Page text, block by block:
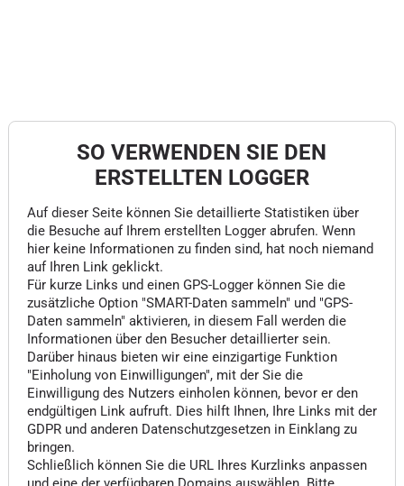
SO VERWENDEN SIE DEN
ERSTELLTEN LOGGER
Auf dieser Seite können Sie detaillierte Statistiken über
die Besuche auf Ihrem erstellten Logger abrufen. Wenn
hier keine Informationen zu finden sind, hat noch niemand
auf Ihren Link geklickt.
Für kurze Links und einen GPS-Logger können Sie die
zusätzliche Option "SMART-Daten sammeln" und "GPS-
Daten sammeln" aktivieren, in diesem Fall werden die
Informationen über den Besucher detaillierter sein.
Darüber hinaus bieten wir eine einzigartige Funktion
"Einholung von Einwilligungen", mit der Sie die
Einwilligung des Nutzers einholen können, bevor er den
endgültigen Link aufruft. Dies hilft Ihnen, Ihre Links mit der
GDPR und anderen Datenschutzgesetzen in Einklang zu
bringen.
Schließlich können Sie die URL Ihres Kurzlinks anpassen